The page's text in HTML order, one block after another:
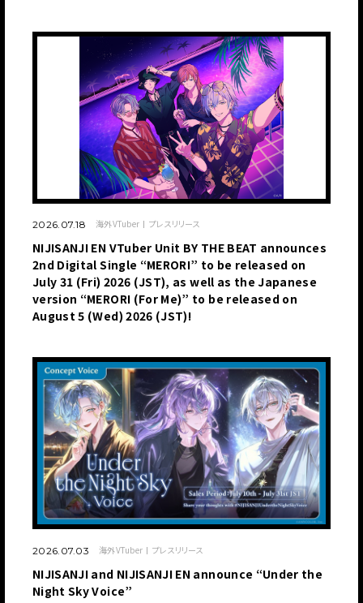
2026.07.18 海外VTuber プレスリリース
NIJISANJI EN VTuber Unit BY THE BEAT announces
2nd Digital Single “MERORI” to be released on
July 31 (Fri) 2026 (JST), as well as the Japanese
version “MERORI (For Me)” to be released on
August 5 (Wed) 2026 (JST)!
2026.07.03 海外VTuber プレスリリース
NIJISANJI and NIJISANJI EN announce “Under the
Night Sky Voice”